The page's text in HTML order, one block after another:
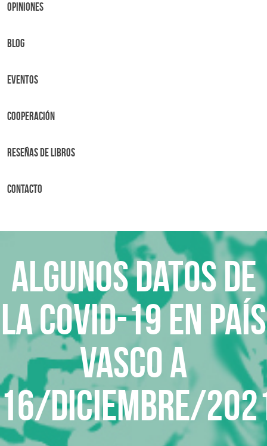
OPINIONES
BLOG
Eventos
Cooperación
Reseñas de libros
Contacto
Algunos datos de
la COVID-19 en País
Vasco a
16/diciembre/